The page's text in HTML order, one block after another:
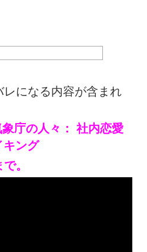
になる内容が含まれ
庁の人々： 社内恋愛
キング
。